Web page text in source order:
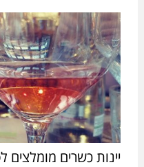
יינות כשרים מומלצים